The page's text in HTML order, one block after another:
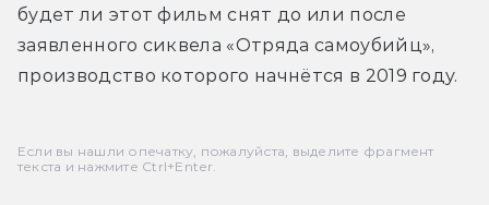
будет ли этот фильм снят до или после
заявленного сиквела «Отряда самоубийц»,
производство которого начнётся в 2019 году.
Если вы нашли опечатку, пожалуйста, выделите фрагмент
текста и нажмите Ctrl+Enter.